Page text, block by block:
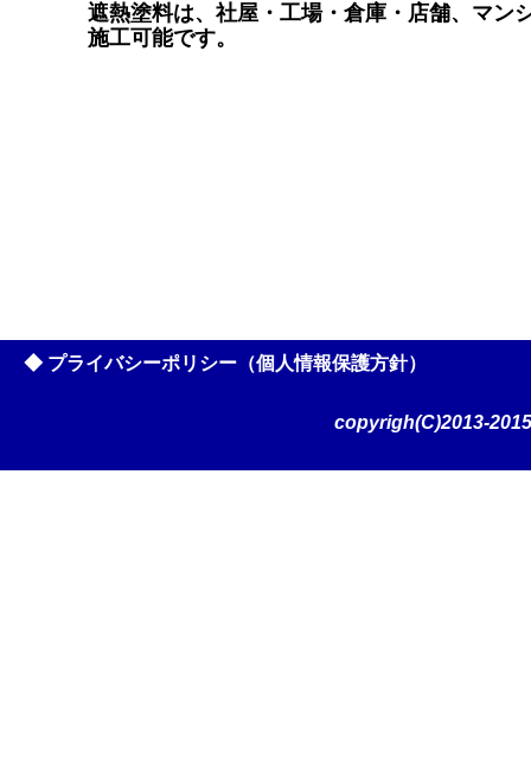
遮熱塗料は、社屋・工場・倉庫・店舗、マンシ
施工可能です。
◆ プライバシーポリシー（個人情報保護方針）
copyrigh(C)2013-